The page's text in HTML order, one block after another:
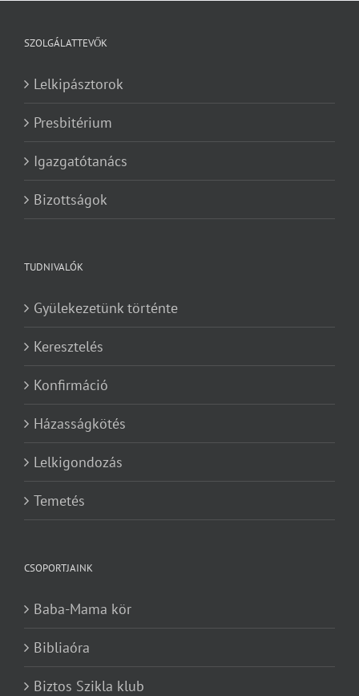
SZOLGÁLATTEVŐK
Lelkipásztorok
Presbitérium
Igazgatótanács
Bizottságok
TUDNIVALÓK
Gyülekezetünk történte
Keresztelés
Konfirmáció
Házasságkötés
Lelkigondozás
Temetés
CSOPORTJAINK
Baba-Mama kör
Bibliaóra
Biztos Szikla klub